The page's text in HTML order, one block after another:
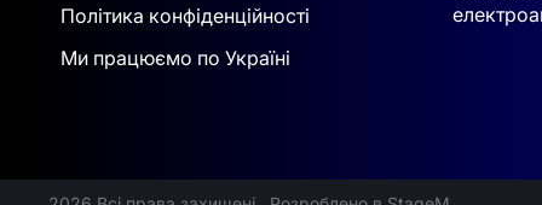
Політика конфіденційності
Ми працюємо по Україні